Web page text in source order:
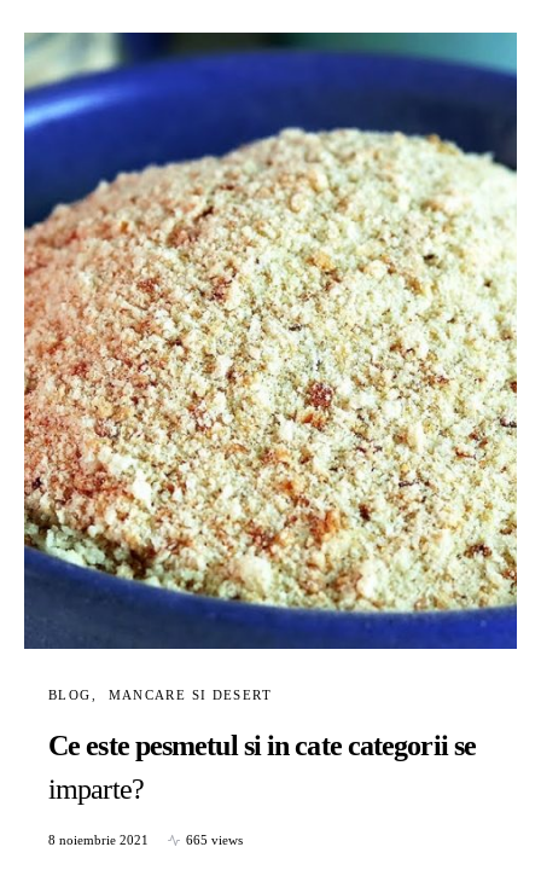
BLOG MANCARE SI DESERT
Ce este pesmetul si in cate categorii se
imparte?
8 noiembrie 2021 665 views